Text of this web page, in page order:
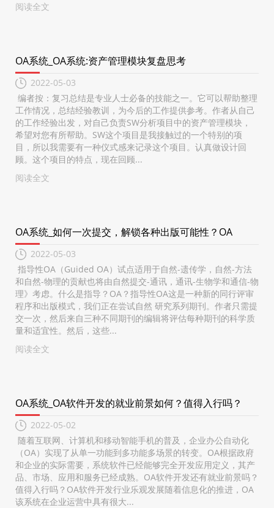
阅读全文
OA系统_OA系统:资产管理模块复盘思考
2022-05-03
编者按：复习总结是专业人士必备的技能之一。它可以帮助整理
工作情况，总结经验教训，为今后的工作提供参考。作者从自己
的工作经验出发，对自己负责SW分析项目中的资产管理模块，
希望对您有所帮助。SW这个项目是我接触过的一个特别的项
目，所以我需要有一种仪式感来记录这个项目。认真做设计回
顾。这个项目的特点，现在回顾...
阅读全文
OA系统_如何一次提交，解锁各种出版可能性？OA
2022-05-03
指导性OA（Guided OA）试点适用于自然-遗传学，自然-方法
和自然-物理的贡献也将由自然提交-通讯，通讯-生物学和通信-物
理》考虑。什么是指导？OA？指导性OA这是一种新的同行评审
程序和出版模式，我们正在尝试自然 研究系列期刊。作者只需提
交一次，然后来自三种不同期刊的编辑将评估每种期刊的科学质
量和适宜性。然后，这些...
阅读全文
OA系统_OA软件开发的就业前景如何？值得入行吗？
2022-05-02
随着互联网、计算机和移动智能手机的普及，企业办公自动化
（OA）实现了从单一功能到多功能多场景的转变。OA根据政府
和企业的实际需要，系统软件已经能够完全开发应用定义，其产
品、市场、应用和服务已经成熟。OA软件开发还有就业前景吗？
值得入行吗？OA软件开发行业乐观发展随着信息化的推进，OA
该系统在企业运营中具有很大...